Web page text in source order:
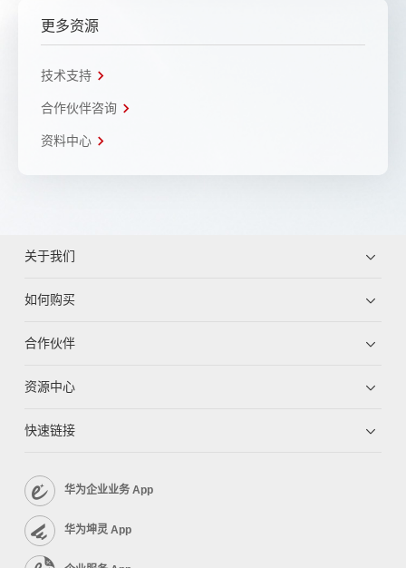
更多资源
技术支持
合作伙伴咨询
资料中心
关于我们
如何购买
合作伙伴
资源中心
快速链接
华为企业业务 App
华为坤灵 App